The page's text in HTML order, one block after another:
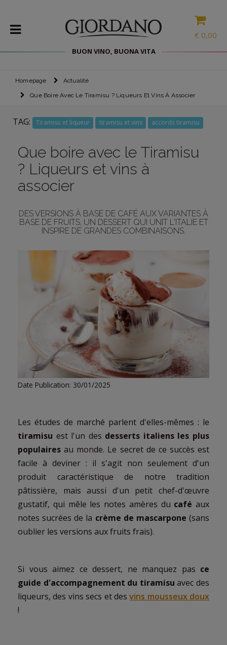
€ 0,00
BUON VINO, BUONA VITA
VINS
LES
SÉLECTIONS
ACCESSOIRES
PROMOS
BLOG
Homepage Actualité
Que Boire Avec Le Tiramisu ? Liqueurs Et Vins À Associer
TAG: Tiramisu et liqueur tiramisu et vins accords tiramisu
Que boire avec le Tiramisu
? Liqueurs et vins à
associer
DES VERSIONS À BASE DE CAFÉ AUX VARIANTES À
BASE DE FRUITS, UN DESSERT QUI UNIT L'ITALIE ET
INSPIRE DE GRANDES COMBINAISONS.
Date Publication: 30/01/2025
Les études de marché parlent d'elles-mêmes : le
tiramisu est l'un des desserts italiens les plus
populairesau monde. Le secret de ce succès est
facile à deviner : il s'agit non seulement d'un
produit caractéristique de notre tradition
pâtissière, mais aussi d'un petit chef-d'œuvre
gustatif, qui mêle les notes amères du café aux
notes sucrées de la crème de mascarpone(sans
oublier les versions aux fruits frais).
Si vous aimez ce dessert, ne manquez pas ce
guide d'accompagnement du tiramisuavec des
liqueurs, des vins secs et desvins mousseux doux
!
VOICI TON RABAIS DE BIENVENUE
5€ POUR TON
Le code vous sera envoyé une fois que vous aurez cliqué sur
également tous les articles quotidiens de nos offres.
Je confirme que j'ai lu lapolitique de confidentialité de la lettre
d'informationet que j'ai 18 ans ou plus